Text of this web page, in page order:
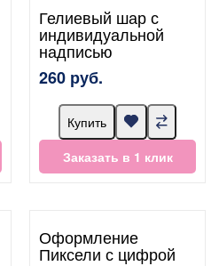
Гелиевый шар с
индивидуальной
надписью
260 руб.
Купить
Заказать в 1 клик
Оформление
Пиксели с цифрой